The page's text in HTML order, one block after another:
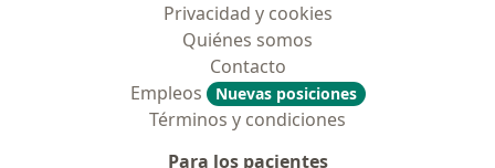
Privacidad y cookies
Quiénes somos
Contacto
Empleos
Nuevas posiciones
Términos y condiciones
Para los pacientes